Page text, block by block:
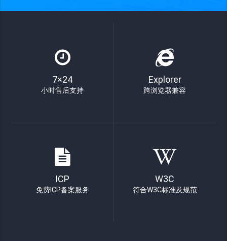
7×24
小时售后支持
Explorer
跨浏览器兼容
ICP
免费ICP备案服务
W3C
符合W3C标准及规范